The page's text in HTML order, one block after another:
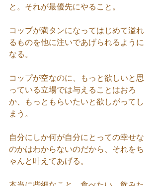
と。それが最優先にやること。
コップが満タンになってはじめて溢れ
るものを他に注いであげられるように
なる。
コップが空なのに、もっと欲しいと思
っている立場では与えることはおろ
か、もっともらいたいと欲しがってし
まう。
自分にしか何が自分にとっての幸せな
のかはわからないのだから、それをち
ゃんと叶えてあげる。